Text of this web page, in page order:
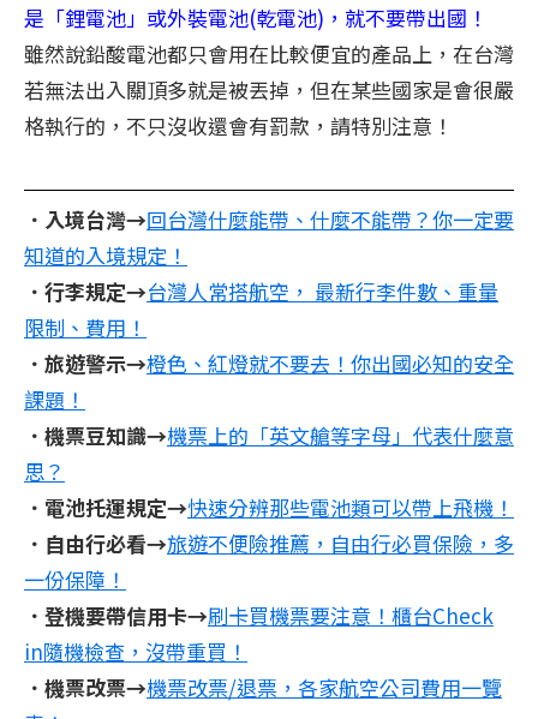
是「鋰電池」或外裝電池(乾電池)，就不要帶出國！
雖然說鉛酸電池都只會用在比較便宜的產品上，在台灣
若無法出入關頂多就是被丟掉，但在某些國家是會很嚴
格執行的，不只沒收還會有罰款，請特別注意！
．入境台灣→回台灣什麼能帶、什麼不能帶？你一定要
知道的入境規定！
．行李規定→台灣人常搭航空， 最新行李件數、重量
限制、費用！
．旅遊警示→橙色、紅燈就不要去！你出國必知的安全
課題！
．機票豆知識→機票上的「英文艙等字母」代表什麼意
思？
．電池托運規定→快速分辨那些電池類可以帶上飛機！
．自由行必看→旅遊不便險推薦，自由行必買保險，多
一份保障！
．登機要帶信用卡→刷卡買機票要注意！櫃台Check
in隨機檢查，沒帶重買！
．機票改票→機票改票/退票，各家航空公司費用一覽